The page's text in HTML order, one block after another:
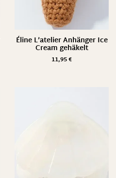
Éline L’atelier Anhänger Ice
Cream gehäkelt
11,95€